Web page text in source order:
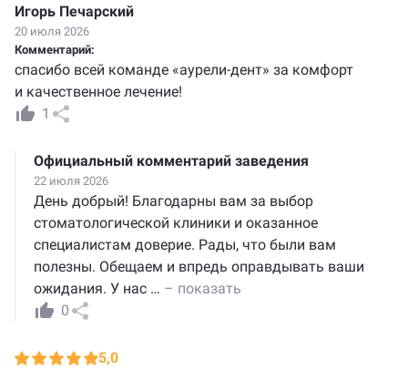
Игорь Печарский
20 июля 2026
Комментарий:
спасибо всей команде «аурели-дент» за комфорт
и качественное лечение!
1
Официальный комментарий заведения
22 июля 2026
День добрый! Благодарны вам за выбор
стоматологической клиники и оказанное
специалистам доверие. Рады, что были вам
полезны. Обещаем и впредь оправдывать ваши
ожидания. У нас … – показать
0
5,0